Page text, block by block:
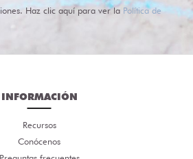
Haz clic aquí para ver la Política de
INFORMACIÓN
Recursos
Conócenos